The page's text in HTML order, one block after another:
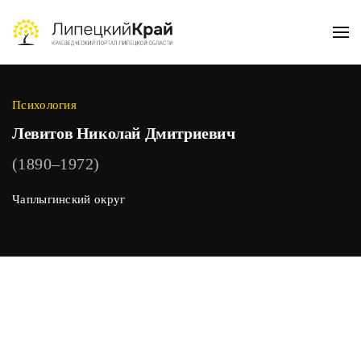
Skip to main content
Психология
Левитов Николай Дмитриевич
(1890–1972)
Чаплыгинский округ